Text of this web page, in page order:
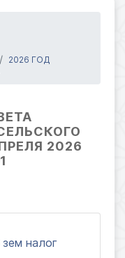
2026 ГОД
2026
налог